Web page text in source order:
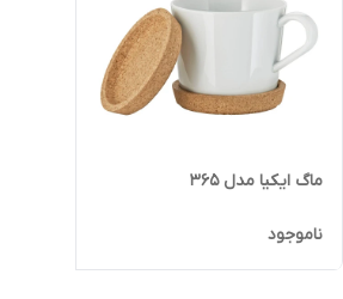
ماگ ایکیا مدل 365
ناموجود